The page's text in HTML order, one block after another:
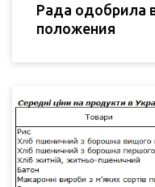
Рада одобрила
положения